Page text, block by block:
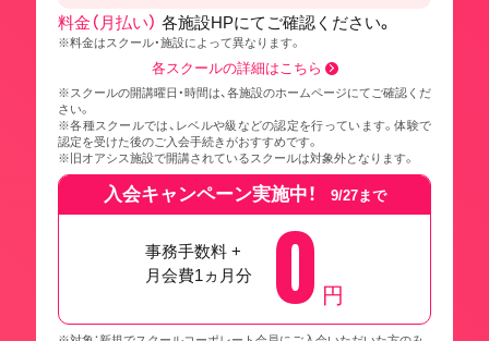
料金（月払い） 各施設HPにてご確認ください。
※料金はスクール・施設によって異なります。
各スクールの詳細はこちら
※スクールの開講曜日・時間は、各施設のホームページにてご確認くだ
さい。
※各種スクールでは、レベルや級などの認定を行っています。体験で
認定を受けた後のご入会手続きがおすすめです。
※旧オアシス施設で開講されているスクールは対象外となります。
入会キャンペーン実施中！ 9/27まで
事務手数料 +
月会費1ヵ月分
0 円